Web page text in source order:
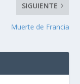
SIGUIENTE
Muerte de Francia